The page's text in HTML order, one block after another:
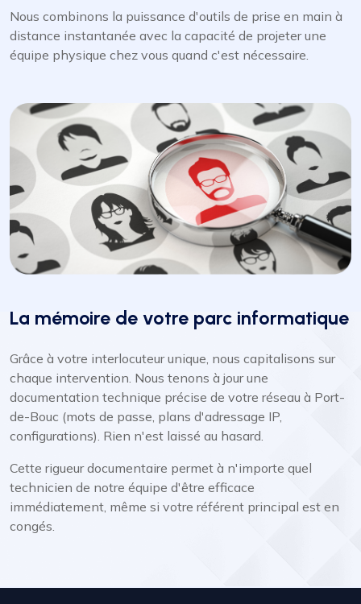
Nous combinons la puissance d'outils de prise en main à
distance instantanée avec la capacité de projeter une
équipe physique chez vous quand c'est nécessaire.
La mémoire de votre parc informatique
Grâce à votre interlocuteur unique, nous capitalisons sur
chaque intervention. Nous tenons à jour une
documentation technique précise de votre réseau à Port-
de-Bouc (mots de passe, plans d'adressage IP,
configurations). Rien n'est laissé au hasard.
Cette rigueur documentaire permet à n'importe quel
technicien de notre équipe d'être efficace
immédiatement, même si votre référent principal est en
congés.